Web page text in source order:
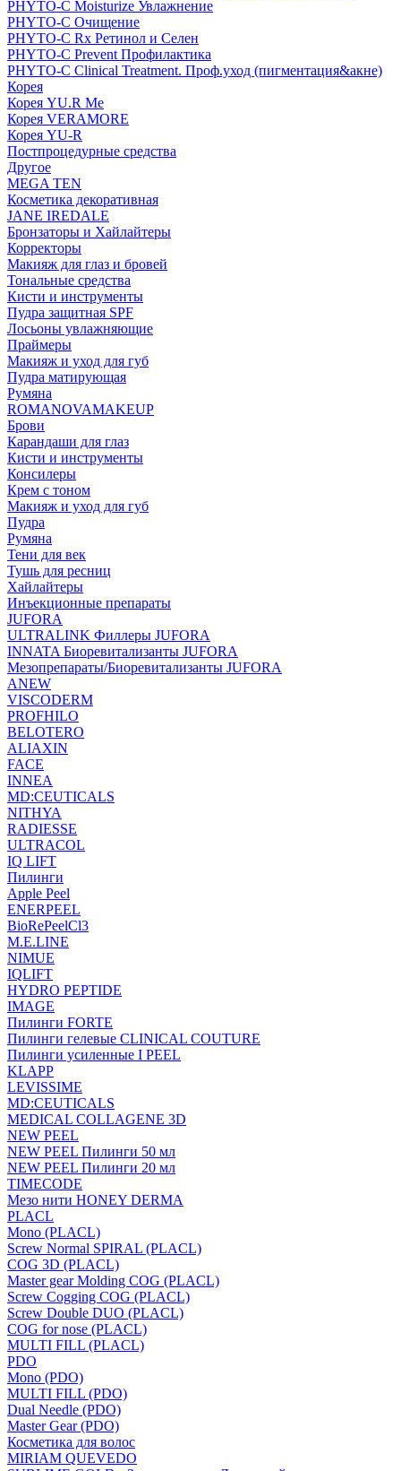
PHYTO-C Moisturize Увлажнение
PHYTO-C Очищение
PHYTO-C Rx Ретинол и Селен
PHYTO-C Prevent Профилактика
PHYTO-C Clinical Treatment. Проф.уход (пигментация&акне)
Корея
Корея YU.R Me
Корея VERAMORE
Корея YU-R
Постпроцедурные средства
Другое
MEGA TEN
Косметика декоративная
JANE IREDALE
Бронзаторы и Хайлайтеры
Корректоры
Макияж для глаз и бровей
Тональные средства
Кисти и инструменты
Пудра защитная SPF
Лосьоны увлажняющие
Праймеры
Макияж и уход для губ
Пудра матирующая
Румяна
ROMANOVAMAKEUP
Брови
Карандаши для глаз
Кисти и инструменты
Консилеры
Крем с тоном
Макияж и уход для губ
Пудра
Румяна
Тени для век
Тушь для ресниц
Хайлайтеры
Инъекционные препараты
JUFORA
ULTRALINK Филлеры JUFORA
INNATA Биоревитализанты JUFORA
Мезопрепараты/Биоревитализанты JUFORA
ANEW
VISCODERM
PROFHILO
BELOTERO
ALIAXIN
FACE
INNEA
MD:CEUTICALS
NITHYA
RADIESSE
ULTRACOL
IQ LIFT
Пилинги
Apple Peel
ENERPEEL
BioRePeelCl3
M.E.LINE
NIMUE
IQLIFT
HYDRO PEPTIDE
IMAGE
Пилинги FORTE
Пилинги гелевые CLINICAL COUTURE
Пилинги усиленные I PEEL
KLAPP
LEVISSIME
MD:CEUTICALS
MEDICAL COLLAGENE 3D
NEW PEEL
NEW PEEL Пилинги 50 мл
NEW PEEL Пилинги 20 мл
TIMECODE
Мезо нити HONEY DERMA
PLACL
Mono (PLACL)
Screw Normal SPIRAL (PLACL)
COG 3D (PLACL)
Master gear Molding COG (PLACL)
Screw Cogging COG (PLACL)
Screw Double DUO (PLACL)
COG for nose (PLACL)
MULTI FILL (PLACL)
PDO
Mono (PDO)
MULTI FILL (PDO)
Dual Needle (PDO)
Master Gear (PDO)
Косметика для волос
MIRIAM QUEVEDO